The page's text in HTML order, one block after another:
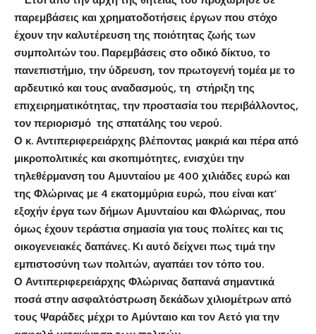
παρεμβάσεις και χρηματοδοτήσεις έργων που στόχο
έχουν την καλυτέρευση της ποιότητας ζωής των
συμπολιτών του. Παρεμβάσεις στο οδικό δίκτυο, το
πανεπιστήμιο, την ύδρευση, τον πρωτογενή τομέα με το
αρδευτικό και τους αναδασμούς, τη στήριξη της
επιχειρηματικότητας, την προστασία του περιβάλλοντος,
τον περιορισμό της σπατάλης του νερού.
Ο κ. Αντιπεριφερειάρχης βλέποντας μακριά και πέρα από
μικροπολιτικές και σκοπιμότητες, ενισχύει την
τηλεθέρμανση του Αμυνταίου με 400 χιλιάδες ευρώ και
της Φλώρινας με 4 εκατομμύρια ευρώ, που είναι κατ’
εξοχήν έργα των δήμων Αμυνταίου και Φλώρινας, που
όμως έχουν τεράστια σημασία για τους πολίτες και τις
οικογενειακές δαπάνες. Κι αυτό δείχνει πως τιμά την
εμπιστοσύνη των πολιτών, αγαπάει τον τόπο του.
Ο Αντιπεριφερειάρχης Φλώρινας δαπανά σημαντικά
ποσά στην ασφαλτόστρωση δεκάδων χιλιομέτρων από
τους Ψαράδες μέχρι το Αμύνταιο και τον Αετό για την